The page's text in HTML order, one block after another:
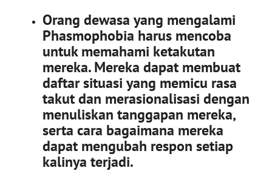
Orang dewasa yang mengalami
Phasmophobia harus mencoba
untuk memahami ketakutan
mereka. Mereka dapat membuat
daftar situasi yang memicu rasa
takut dan merasionalisasi dengan
menuliskan tanggapan mereka,
serta cara bagaimana mereka
dapat mengubah respon setiap
kalinya terjadi.